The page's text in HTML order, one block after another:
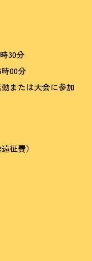
30分
分
は大会に参加
征費）